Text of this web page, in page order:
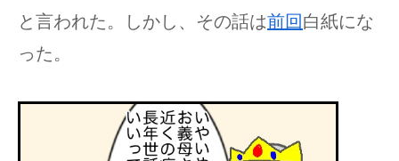
と言われた。しかし、その話は前回白紙にな
った。